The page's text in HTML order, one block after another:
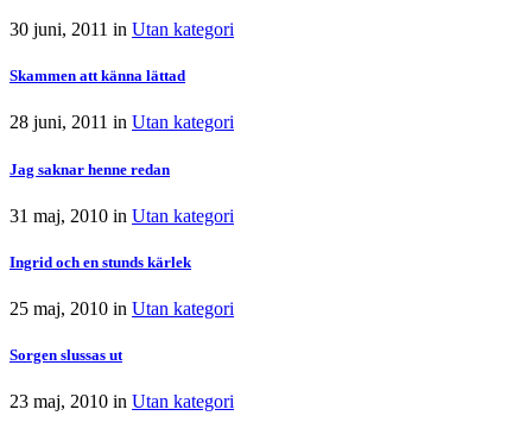
30 juni, 2011 in Utan kategori
Skammen att känna lättad
28 juni, 2011 in Utan kategori
Jag saknar henne redan
31 maj, 2010 in Utan kategori
Ingrid och en stunds kärlek
25 maj, 2010 in Utan kategori
Sorgen slussas ut
23 maj, 2010 in Utan kategori